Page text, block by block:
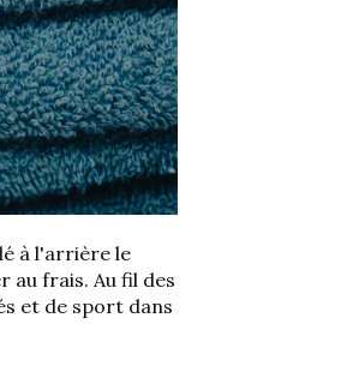
à l'arrière le
au frais. Au fil des
et de sport dans